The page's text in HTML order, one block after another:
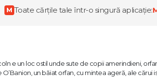
M Toate cărțile tale într-o singură aplicație:
e un loc ostil unde sute de copii amerindieni,
un băiat orfan, cu mintea ageră, ale cărui